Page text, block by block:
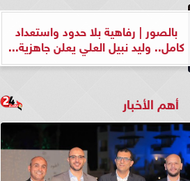
بالصور | رفاهية بلا حدود واستعداد
كامل.. وليد نبيل العلي يعلن جاهزية...
أهم الأخبار